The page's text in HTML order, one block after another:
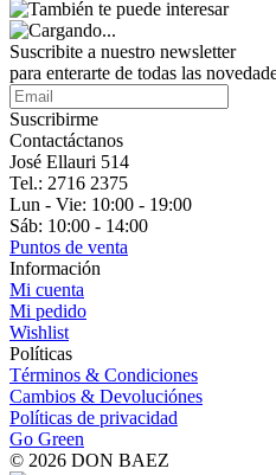
Suscribite a nuestro newsletter
para enterarte de todas las
Suscribirme
Contactáctanos
José Ellauri 514
Tel.: 2716 2375
Lun - Vie: 10:00 - 19:00
Sáb: 10:00 - 14:00
Puntos de venta
Información
Mi cuenta
Mi pedido
Wishlist
Políticas
Términos & Condiciones
Cambios & Devoluciónes
Políticas de privacidad
Go Green
© 2026 DON BAEZ